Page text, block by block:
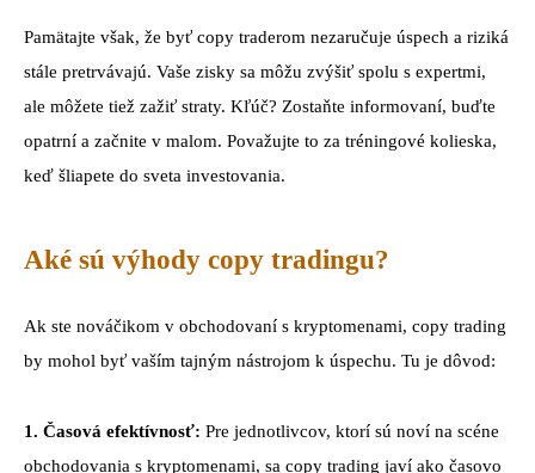
Pamätajte však, že byť copy traderom nezaručuje úspech a riziká
stále pretrvávajú. Vaše zisky sa môžu zvýšiť spolu s expertmi,
ale môžete tiež zažiť straty. Kľúč? Zostaňte informovaní, buďte
opatrní a začnite v malom. Považujte to za tréningové kolieska,
keď šliapete do sveta investovania.
Aké sú výhody copy tradingu?
Ak ste nováčikom v obchodovaní s kryptomenami, copy trading
by mohol byť vaším tajným nástrojom k úspechu. Tu je dôvod:
1. Časová efektívnosť: Pre jednotlivcov, ktorí sú noví na scéne
obchodovania s kryptomenami, sa copy trading javí ako časovo